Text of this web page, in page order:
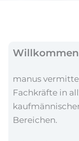
manus
Fachkräfte in
Bereichen.